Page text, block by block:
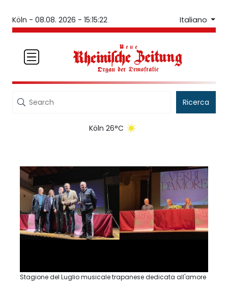
Köln - 08.08. 2026 - 15:15:22 Italiano
Ricerca
Köln 26°C
Stagione del Luglio musicale trapanese dedicata all'amore